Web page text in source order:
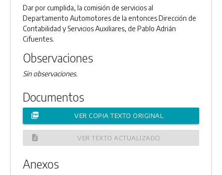
Dar por cumplida, la comisión de servicios al
Departamento Automotores de la entonces Dirección de
Contabilidad y Servicios Auxiliares, de Pablo Adrián
Cifuentes.
Observaciones
Sin observaciones.
Documentos
picture_as_pdf VER COPIA TEXTO ORIGINAL
description VER TEXTO ACTUALIZADO
Anexos